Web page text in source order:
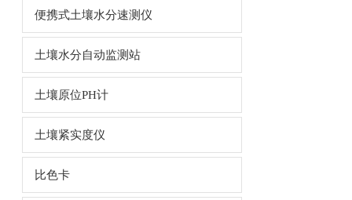
便携式土壤水分速测仪
土壤水分自动监测站
土壤原位PH计
土壤紧实度仪
比色卡